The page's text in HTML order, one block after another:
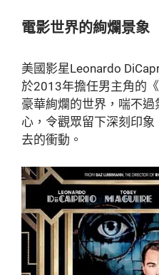
電影世界的絢爛景象
美國影星Leonardo
於2013年擔任男主角的
豪華絢爛的世界，喘不
心，令觀眾留下深刻印
去的衝動。